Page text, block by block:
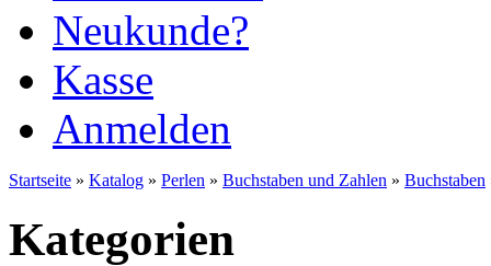
Neukunde?
Kasse
Anmelden
Startseite » Katalog » Perlen » Buchstaben und Zahlen » Buchstaben
Kategorien